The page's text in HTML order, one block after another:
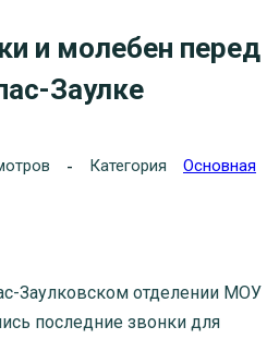
и молебен перед
Заулке
Категория Основная
Заулковском отделении МОУ
последние звонки для